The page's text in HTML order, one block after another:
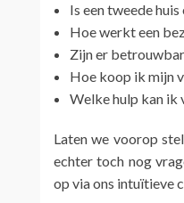
Is een tweede
Hoe werkt een
Zijn er
Hoe koop ik mijn
Welke hulp kan ik
Laten we voorop
echter toch nog
op via ons intuïtieve